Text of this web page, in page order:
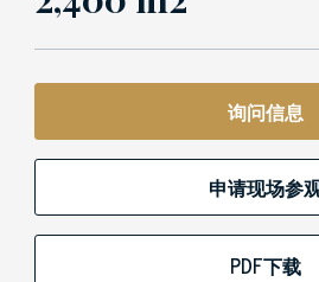
询问信息
申请现场参
PDF下载